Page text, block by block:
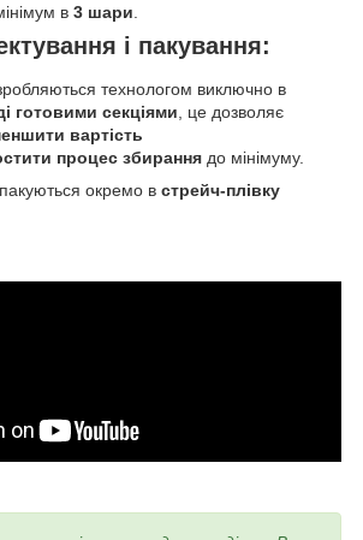
в 3 шари
і пакування:
технологом виключно в
готовими секціями , це дозволяє
вартість
процес збирання до мінімуму.
окремо в стрейч-плівку